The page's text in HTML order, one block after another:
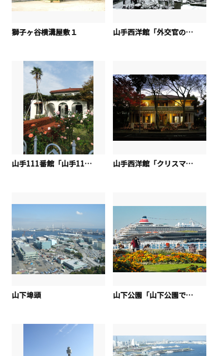
獅子ヶ谷横溝屋敷１ 山手西洋館「外交官の家」
山手111番館「山手111番館の薔薇」 山手西洋館「クリスマスの234番館」
山下埠頭 山下公園「山下公園で憩う」